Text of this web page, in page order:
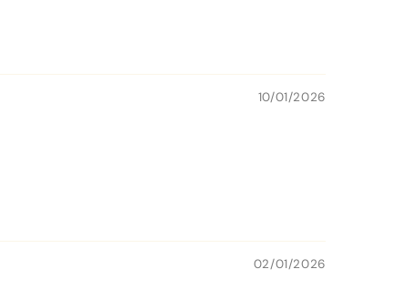
10/01/2026
02/01/2026